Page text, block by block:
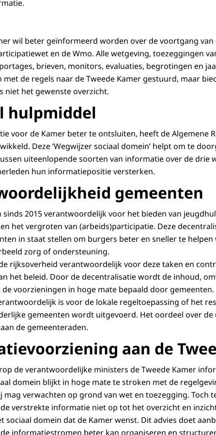
wil beter geïnformeerd worden over de voortgang
en de Wmo. Alle wetgeving, toezeggingen
brieven, monitors, evaluaties, begrotingen en
met de regels naar de Tweede Kamer gestuurd, maar
niet het gewenste overzicht.
hulpmiddel
voor de Kamer beter te ontsluiten, heeft de Algemene
Deze ‘Wegwijzer sociaal domein’ helpt om te
uiteenlopende soorten van informatie over de drie
hun informatiepositie versterken.
gemeenten
sinds 2015 verantwoordelijk voor het bieden van
het vergroten van (arbeids)participatie. Deze
in staat stellen om burgers beter en sneller te helpen
zorg of ondersteuning.
rijksoverheid verantwoordelijk voor deze taken en
het beleid. Door de decentralisatie wordt de inhoud,
voorzieningen in hoge mate bepaald door
is voor de lokale regeltoepassing of het
gemeenten wordt uitgevoerd. Het oordeel over
de gemeenteraden.
aan de
de verantwoordelijke ministers de Tweede Kamer
domein blijkt in hoge mate te stroken met de
mag verwachten op grond van wet en toezegging. Toch
verstrekte informatie niet op tot het overzicht en
sociaal domein dat de Kamer wenst. Dit advies doet
de informatiestromen beter kan organiseren en